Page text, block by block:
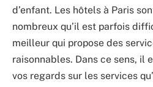
d’enfant. Les hôtels à Paris
nombreux qu’il est parfois
meilleur qui propose des
raisonnables. Dans ce sens, il
vos regards sur les services